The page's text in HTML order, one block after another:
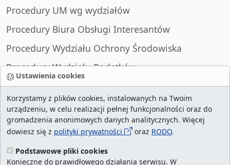
Ustawienia cookies
Korzystamy z plików cookies, instalowanych na Twoim
urządzeniu, w celu realizacji pełnej funkcjonalności oraz do
gromadzenia anonimowych danych analitycznych. Więcej
dowiesz się z polityki prywatności oraz RODO.
Podstawowe pliki cookies
Konieczne do prawidłowego działania serwisu. W
Procedury UM wg wydziałów
Procedury Biura Obsługi Interesantów
Procedury Wydziału Ochrony Środowiska
Procedury Wydziału Podatków
Procedury Wydziału Spraw Obywatelskich
liczba wizyt:29019663/ aktualna strona:
najczęściej odwiedzane strony